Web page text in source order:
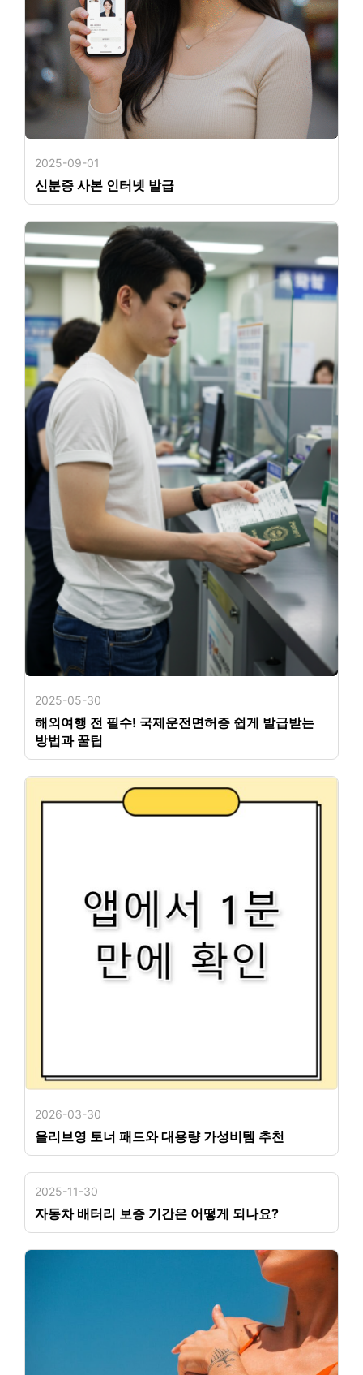
2025-09-01
신분증 사본 인터넷 발급
2025-05-30
해외여행 전 필수! 국제운전면허증 쉽게 발급받는
방법과 꿀팁
2026-03-30
올리브영 토너 패드와 대용량 가성비템 추천
2025-11-30
자동차 배터리 보증 기간은 어떻게 되나요?